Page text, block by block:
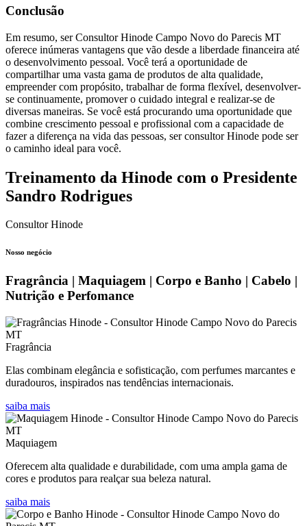
Conclusão
Em resumo, ser Consultor Hinode Campo Novo do Parecis MT
oferece inúmeras vantagens que vão desde a liberdade financeira até
o desenvolvimento pessoal. Você terá a oportunidade de
compartilhar uma vasta gama de produtos de alta qualidade,
empreender com propósito, trabalhar de forma flexível, desenvolver-
se continuamente, promover o cuidado integral e realizar-se de
diversas maneiras. Se você está procurando uma oportunidade que
combine crescimento pessoal e profissional com a capacidade de
fazer a diferença na vida das pessoas, ser consultor Hinode pode ser
o caminho ideal para você.
Treinamento da Hinode com o Presidente
Sandro Rodrigues
Consultor Hinode
Nosso negócio
Fragrância | Maquiagem | Corpo e Banho | Cabelo |
Nutrição e Perfomance
Fragrância
Elas combinam elegância e sofisticação, com perfumes marcantes e
duradouros, inspirados nas tendências internacionais.
saiba mais
Maquiagem
Oferecem alta qualidade e durabilidade, com uma ampla gama de
cores e produtos para realçar sua beleza natural.
saiba mais